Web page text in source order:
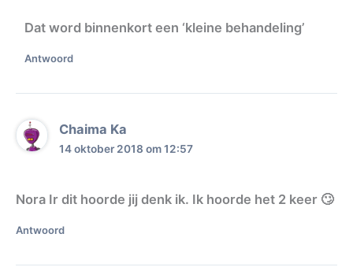
Dat word binnenkort een ‘kleine behandeling’
Antwoord
Chaima Ka
14 oktober 2018 om 12:57
Nora Ir dit hoorde jij denk ik. Ik hoorde het 2 keer 🙄
Antwoord